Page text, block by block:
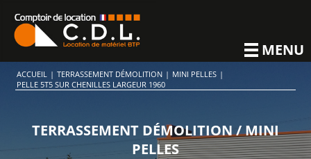
MENU
ACCUEIL | TERRASSEMENT DÉMOLITION | MINI PELLES |
PELLE 5T5 SUR CHENILLES LARGEUR 1960
TERRASSEMENT DÉMOLITION / MINI
PELLES